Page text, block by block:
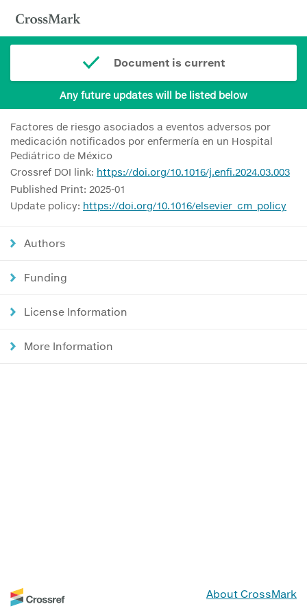
Document is current
Any future updates will be listed below
Factores de riesgo asociados a eventos adversos por
medicación notificados por enfermería en un Hospital
Pediátrico de México
Crossref DOI link: https://doi.org/10.1016/j.enfi.2024.03.003
Published Print: 2025-01
Update policy: https://doi.org/10.1016/elsevier_cm_policy
Authors
Funding
License Information
More Information
About CrossMark